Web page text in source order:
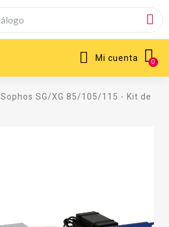
Mi cuenta
Sophos SG/XG 85/105/115 - Kit de